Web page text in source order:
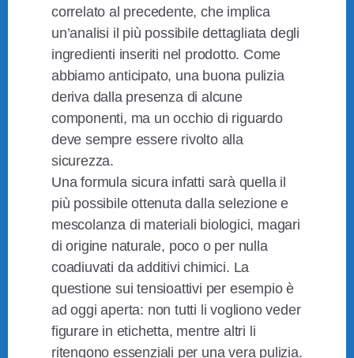
correlato al precedente, che implica
un’analisi il più possibile dettagliata degli
ingredienti inseriti nel prodotto. Come
abbiamo anticipato, una buona pulizia
deriva dalla presenza di alcune
componenti, ma un occhio di riguardo
deve sempre essere rivolto alla
sicurezza.
Una formula sicura infatti sarà quella il
più possibile ottenuta dalla selezione e
mescolanza di materiali biologici, magari
di origine naturale, poco o per nulla
coadiuvati da additivi chimici. La
questione sui tensioattivi per esempio è
ad oggi aperta: non tutti li vogliono veder
figurare in etichetta, mentre altri li
ritengono essenziali per una vera pulizia.